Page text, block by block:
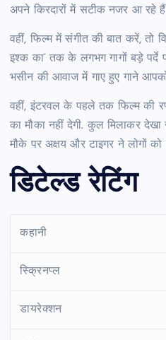
अपने किरदारों में सटीक नजर आ रहे
वहीं, फिल्म में संगीत की बात करें, तो
इश्क का’ तक के लगभग गागों बड़े पर्दे
भसीन की आवाज में गाए हुए गाने
वहीं, इंटरवल के पहले तक फिल्म की
का मौका नहीं देगी. कुल मिलाकर
मौके पर अक्षय और टाइगर ने लोगों को
डिटेल्ड रेटिंग
कहानी
स्क्रिनप्ल
डायरेक्शन